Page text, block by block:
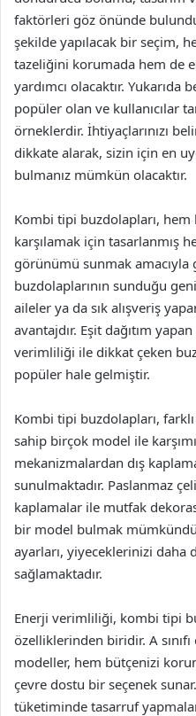
faktörleri göz önünde
şekilde yapılacak bir seçim,
tazeliğini korumada hem de
yardımcı olacaktır.
popüler olan ve kullanıcılar
örneklerdir. İhtiyaçlarınızı
dikkate alarak, sizin için en
bulmanız mümkün olacaktır.
Kombi tipi buzdolapları, hem
karşılamak için tasarlanmış
görünümü sunmak amacıyla
buzdolaplarının sunduğu
aileler ya da sık alışveriş
avantajdır. Eşit dağıtım
verimliliği ile dikkat çeken
popüler hale gelmiştir.
Kombi tipi buzdolapları,
sahip birçok model ile
mekanizmalardan dış
sunulmaktadır. Paslanmaz
kaplamalar ile mutfak
bir model bulmak
ayarları, yiyeceklerinizi daha
sağlamaktadır.
Enerji verimliliği, kombi tipi
özelliklerinden biridir. A
modeller, hem bütçenizi
çevre dostu bir seçenek
tüketiminde tasarruf